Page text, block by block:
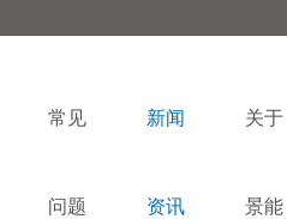
常见
问题
新闻
资讯
关于
景能